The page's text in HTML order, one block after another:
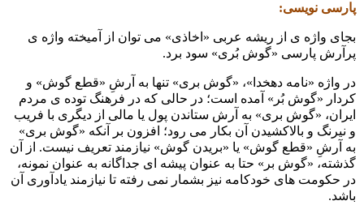
پارسی نویسی:
بجای واژه ی از ریشه عربی «اخاذی» می توان از آمیخته واژه ی
پرآرش پارسی «گوش بُری» سود برد.
در واژه «نامه دهخدا»، «گوش بری» تنها به آرشِ «قطع گوش» و
کردار «گوش بُر» آمده است؛ در حالی که در فرهنگ توده ی مردم
ایران، «گوش بری» به آرش ستاندن پول یا مالی از دیگری با فریب
و نیرنگ و بالاکشیدن آن بکار می رود؛ افزون بر آنکه «گوش بری»
به آرشِ «قطع گوش» یا «بریدن گوش» نیازمند تعریف نیست. از آن
گذشته، «گوش بر» حتا به عنوان پیشه ای جداگانه به عنوان نمونه،
در حکومت های خودکامه نیز بشمار نمی رفته تا نیازمند یادآوری آن
باشد.